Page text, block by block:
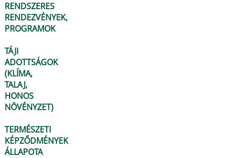
RENDSZERES
RENDEZVÉNYEK,
PROGRAMOK
TÁJI
ADOTTSÁGOK
(KLÍMA,
TALAJ,
HONOS
NÖVÉNYZET)
TERMÉSZETI
KÉPZŐDMÉNYEK
ÁLLAPOTA